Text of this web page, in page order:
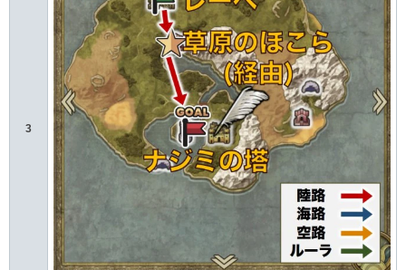
3